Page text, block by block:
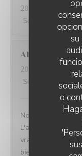
su
o
2026-07-29
-
Servicio
/5
Alise
2026-07-29
-
Servicio
/5
Nous avons
L'accueil et les
vraiment passé un
bienvenue dans